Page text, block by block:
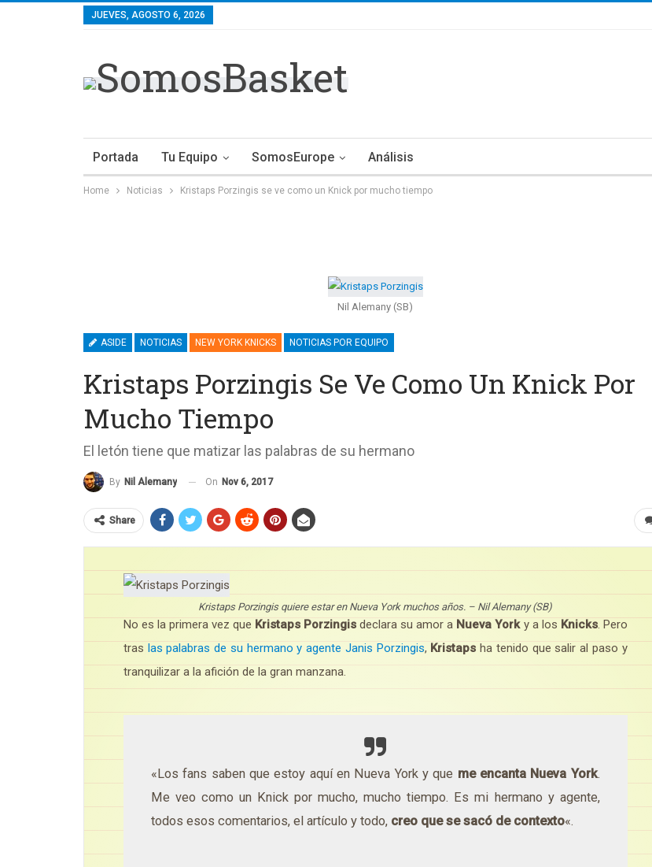
JUEVES, AGOSTO 6, 2026
Portada Tu Equipo SomosEurope Análisis
Home Noticias Kristaps Porzingis se ve como un Knick por mucho tiempo
Nil Alemany (SB)
ASIDE NOTICIAS NEW YORK KNICKS NOTICIAS POR EQUIPO
Kristaps Porzingis Se Ve Como Un Knick Por
Mucho Tiempo
El letón tiene que matizar las palabras de su hermano
By Nil Alemany On Nov 6, 2017
Share
Kristaps Porzingis quiere estar en Nueva York muchos años. – Nil Alemany (SB)
No es la primera vez que Kristaps Porzingis declara su amor a Nueva Yorky a los Knicks. Pero
tras las palabras de su hermano y agente Janis Porzingis, Kristaps ha tenido que salir al paso y
tranquilizar a la afición de la gran manzana.
«Los fans saben que estoy aquí en Nueva York y que me encanta Nueva York.
Me veo como un Knick por mucho, mucho tiempo. Es mi hermano y agente,
todos esos comentarios, el artículo y todo, creo que se sacó de contexto«.